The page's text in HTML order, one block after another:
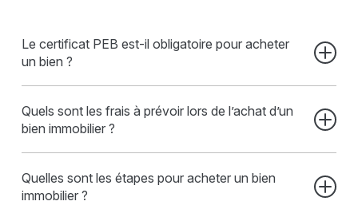
Le certificat PEB est-il obligatoire pour acheter
un bien ?
bâtiment (PEB) est obligatoire pour toute vente. Il
vous informe sur la consommation énergétique du
bien et peut influencer vos décisions de rénovation
Quels sont les frais à prévoir lors de l’achat d’un
bien immobilier ?
Les droits d’enregistrement (ou TVA pour un
Quelles sont les étapes pour acheter un bien
immobilier ?